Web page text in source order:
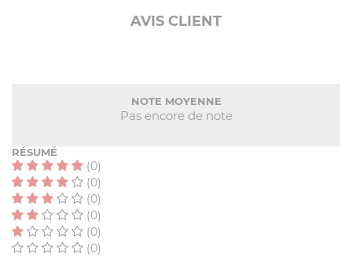
AVIS CLIENT
NOTE MOYENNE
Pas encore de note
RÉSUMÉ
(0)
(0)
(0)
(0)
(0)
(0)